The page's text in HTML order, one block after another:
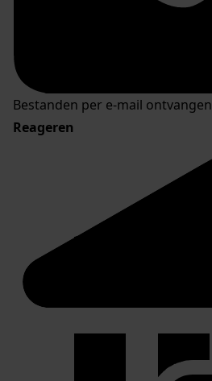
Bestanden per e-mail ontvangen
Reageren